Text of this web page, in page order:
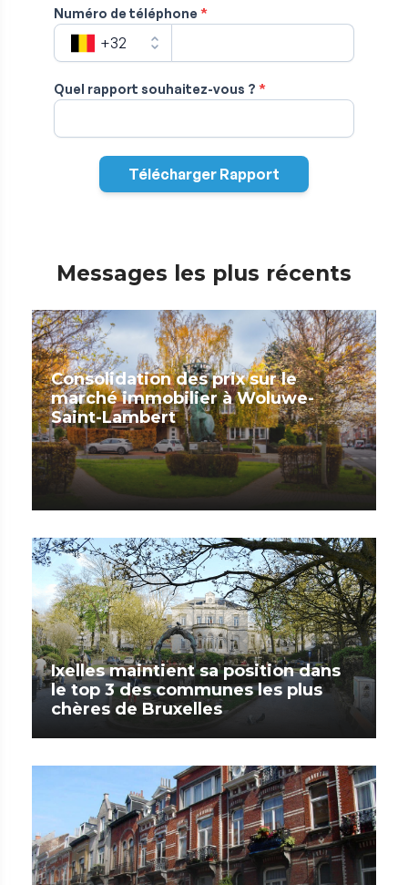
Messages les plus récents
Consolidation des prix sur le
marché immobilier à Woluwe-
Saint-Lambert
Ixelles maintient sa position dans
le top 3 des communes les plus
chères de Bruxelles